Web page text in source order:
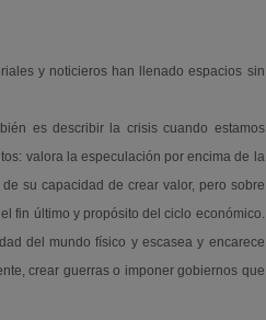
y noticieros han llenado espacios sin
es describir la crisis cuando estamos
valora la especulación por encima de la
su capacidad de crear valor, pero sobre
fin último y propósito del ciclo económico.
del mundo físico y escasea y encarece
crear guerras o imponer gobiernos que